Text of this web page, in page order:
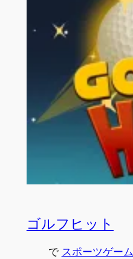
ゴルフヒット
で スポーツゲーム